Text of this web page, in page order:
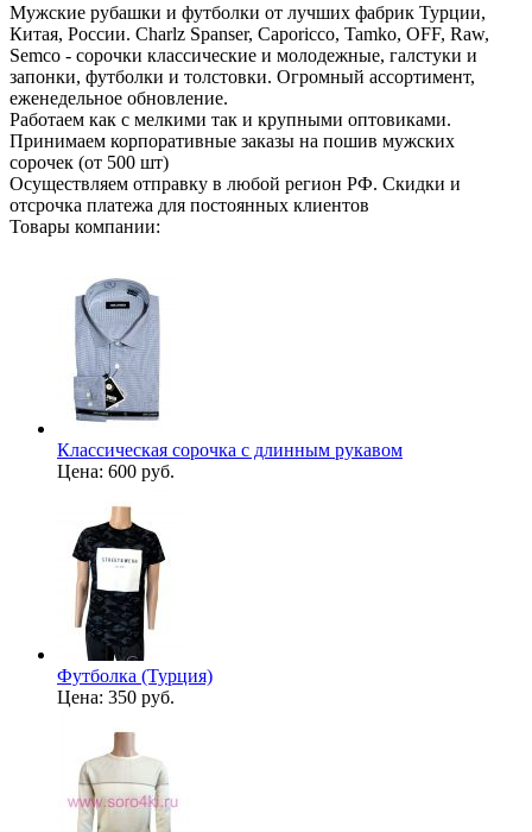
Мужские рубашки и футболки от лучших фабрик Турции,
Китая, России. Charlz Spanser, Caporicco, Tamko, OFF, Raw,
Semco - сорочки классические и молодежные, галстуки и
запонки, футболки и толстовки. Огромный ассортимент,
еженедельное обновление.
Работаем как с мелкими так и крупными оптовиками.
Принимаем корпоративные заказы на пошив мужских
сорочек (от 500 шт)
Осуществляем отправку в любой регион РФ. Скидки и
отсрочка платежа для постоянных клиентов
Товары компании:
Классическая сорочка с длинным рукавом
Цена: 600 руб.
Футболка (Турция)
Цена: 350 руб.